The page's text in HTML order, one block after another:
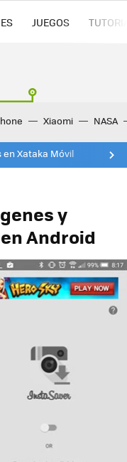
JUEGOS
Xiaomi NASA
en Xataka Móvil
y
Android